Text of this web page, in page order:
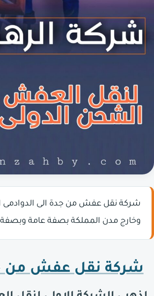
شركة نقل عفش من جدة الى الدوادمى
وخارج مدن المملكة بصفة عامة
شركة نقل عفش من